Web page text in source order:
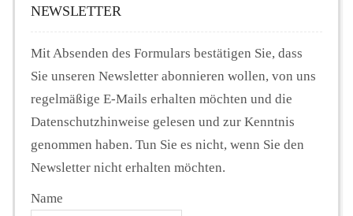
NEWSLETTER
Mit Absenden des Formulars bestätigen Sie, dass
Sie unseren Newsletter abonnieren wollen, von uns
regelmäßige E-Mails erhalten möchten und die
Datenschutzhinweise gelesen und zur Kenntnis
genommen haben. Tun Sie es nicht, wenn Sie den
Newsletter nicht erhalten möchten.
Name